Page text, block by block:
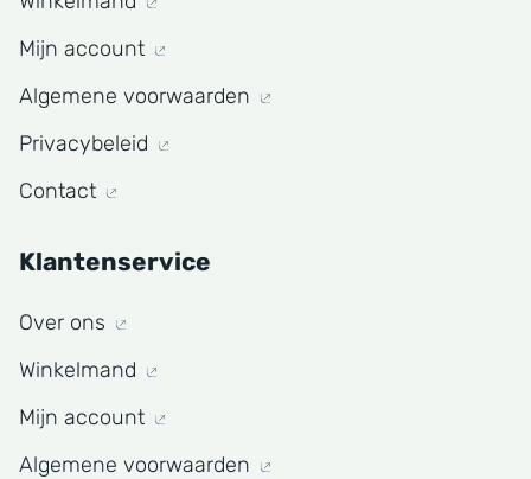
Mijn account
Algemene voorwaarden
Privacybeleid
Contact
Klantenservice
Over ons
Winkelmand
Mijn account
Algemene voorwaarden